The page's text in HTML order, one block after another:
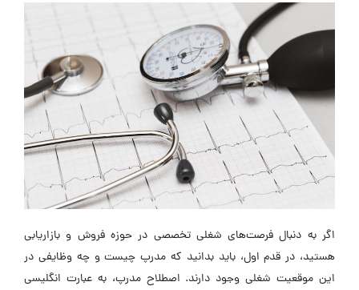
اگر به دنبال فرصت‌های شغلی تخصصی در حوزه فروش و بازاریابی
هستید، در قدم اول، باید بدانید که مدرپ چیست و چه وظایفی در
این موقعیت شغلی وجود دارند. اصطلاح مدرپ، به عبارت انگلیسی